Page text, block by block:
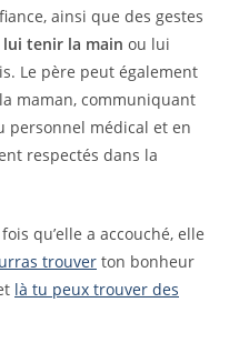
ainsi que des gestes
lui tenir la main ou lui
Le père peut également
maman, communiquant
personnel médical et en
respectés dans la
qu’elle a accouché, elle
trouver ton bonheur
là tu peux trouver des